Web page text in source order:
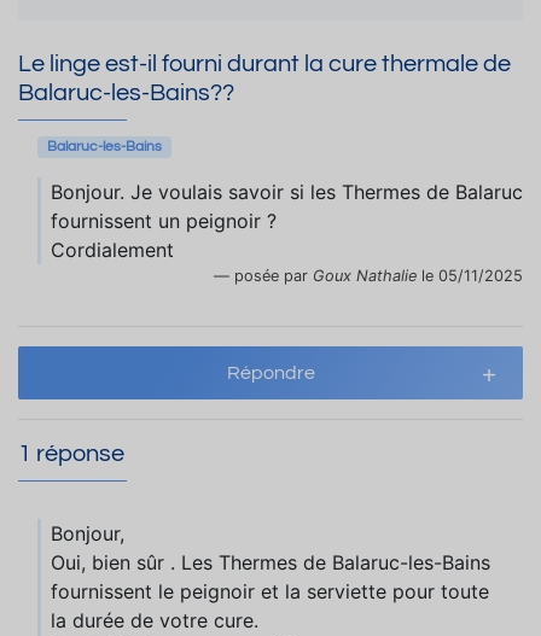
Le linge est-il fourni durant la cure thermale de
Balaruc-les-Bains??
Balaruc-les-Bains
Bonjour. Je voulais savoir si les Thermes de Balaruc
fournissent un peignoir ?
Cordialement
posée par Goux Nathalie le 05/11/2025
Répondre
1 réponse
Bonjour,
Oui, bien sûr . Les Thermes de Balaruc-les-Bains
fournissent le peignoir et la serviette pour toute
la durée de votre cure.